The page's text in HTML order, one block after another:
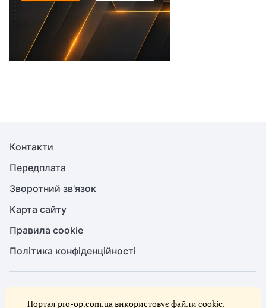
Контакти
Передплата
Зворотний зв'язок
Карта сайту
Правила cookie
Політика конфіденційності
Портал pro-op.com.ua використовує файли cookie.